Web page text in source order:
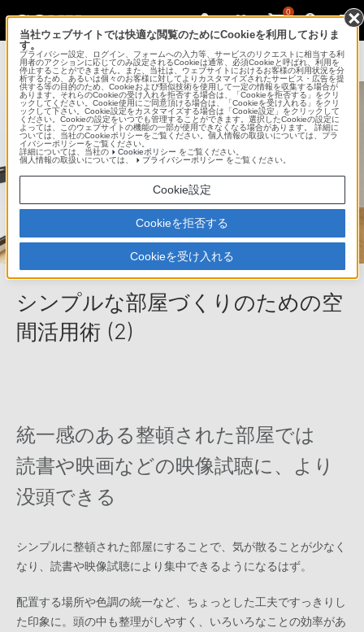
0
シンプルな部屋づくりのための空
間活用術 (2)
統一感のある整頓された部屋では
読書や映画などの映像試聴に、より
没頭できる
シンプルに整頓された部屋にすることで、気が散ることが少なく
なり、読書や映像試聴により集中できるようになるはず。
配置する場所や色調の統一など、ちょっとした工夫ですっきりし
た印象に。頭の中も整理がしやすく、いろいろなことの効率があ
当社ウェブサイトでは快適な閲覧のためにCookieを利用しておりま
す。
プライバシー設定、ログイン、フォームへの入力等、サービスのリクエストに相当する利
用者のアクションに応じてのみ設定されるCookieは通常、必須Cookieと呼ばれ、利用を
停止することができません。また、当社は、ウェブサイトにおけるお客様の利用状況を分
析するため、あるいは個々のお客様に対してよりカスタマイズされたサービス・広告を提
供する等の目的のため、Cookieおよび類似技術を使用して一定の情報を収集する場合が
あります。それらのCookieの受け入れを拒否する場合は、「Cookieを拒否する」をクリ
ックしてください。Cookie使用にご同意頂ける場合は、「Cookieを受け入れる」をクリ
ックして下さい。Cookie設定をカスタマイズする場合は「Cookie設定」をクリックして
ください。Cookieの設定をいつでも管理することができます。選択したCookieの設定に
よっては、このウェブサイトの機能の一部が使用できなくなる場合があります。 詳細に
ついては、当社のCookieポリシーをご覧ください。個人情報の取扱いについては、プラ
イバシーポリシーをご覧ください。
詳細については、当社の
Cookieポリシー をご覧ください。
個人情報の取扱いについては、
プライバシーポリシー をご覧ください。
Cookie設定
Cookieを拒否する
Cookieを受け入れる